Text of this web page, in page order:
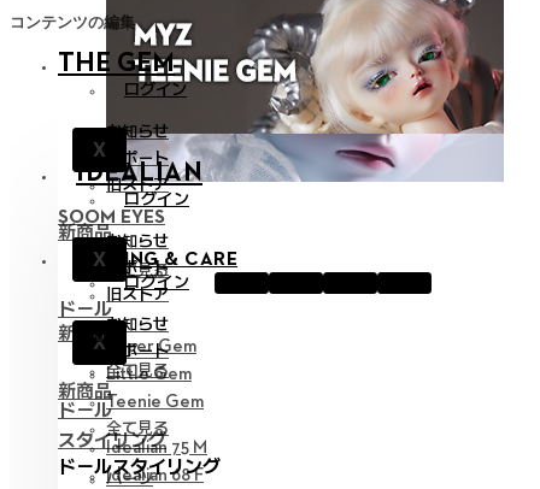
SOOM EYES
STYLING & CARE
ログイン
X
お知らせ
サポート
新商品
全て見る
ドールスタイリング
IDEALIAN
ログイン
X
お知らせ
サポート
旧ストア
新商品
全て見る
ドール
Idealian 75 M
Idealian 68 F
コンテンツの編集
THE GEM
ログイン
X
お知らせ
サポート
旧ストア
新商品
全て見る
ドール
Hyper Gem
Little Gem
Teenie Gem
スタイリング
パーツ